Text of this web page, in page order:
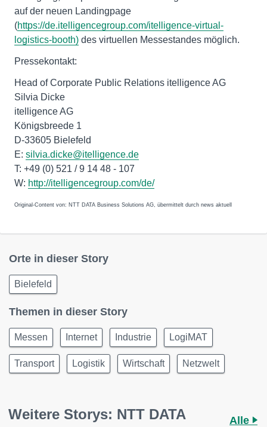
auf der neuen Landingpage
(https://de.itelligencegroup.com/itelligence-virtual-
logistics-booth) des virtuellen Messestandes möglich.
Pressekontakt:
Head of Corporate Public Relations itelligence AG
Silvia Dicke
itelligence AG
Königsbreede 1
D-33605 Bielefeld
E: silvia.dicke@itelligence.de
T: +49 (0) 521 / 9 14 48 - 107
W: http://itelligencegroup.com/de/
Original-Content von: NTT DATA Business Solutions AG, übermittelt durch news aktuell
Orte in dieser Story
Bielefeld
Themen in dieser Story
Messen Internet Industrie LogiMAT
Transport Logistik Wirtschaft Netzwelt
Weitere Storys: NTT DATA
Alle